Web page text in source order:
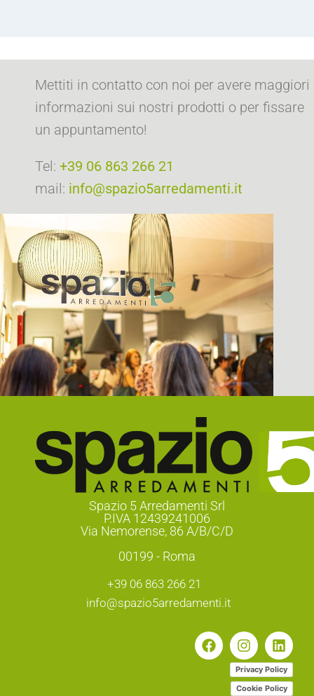
Mettiti in contatto con noi per avere maggiori
informazioni sui nostri prodotti o per fissare
un appuntamento!
Tel: +39 06 863 266 21
mail: info@spazio5arredamenti.it
Spazio 5 Arredamenti Srl
P.IVA 12439241006
Via Nemorense, 86 A/B/C/D
00199 - Roma
+39 06 863 266 21
info@spazio5arredamenti.it
Privacy Policy
Cookie Policy